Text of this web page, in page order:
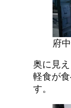
府
奥に見
軽食が
す。